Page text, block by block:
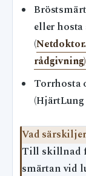
eller
(
rådgivning)
Torrhosta
Vad
Till skillnad
smärtan vid